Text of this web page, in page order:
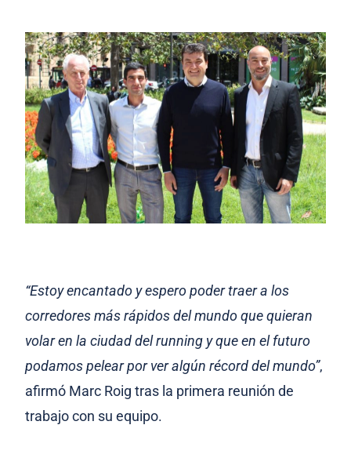
“Estoy encantado y espero poder traer a los
corredores más rápidos del mundo que quieran
volar en la ciudad del running y que en el futuro
podamos pelear por ver algún récord del mundo”,
afirmó Marc Roig tras la primera reunión de
trabajo con su equipo.